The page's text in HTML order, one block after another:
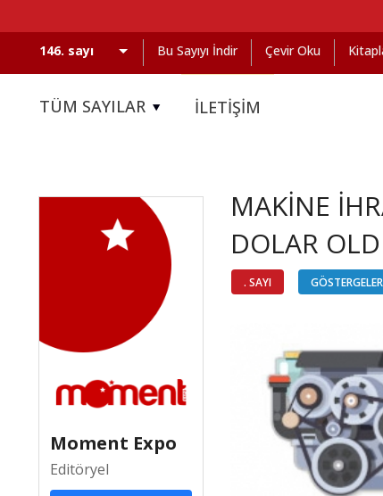
Bu Sayıyı İndir Çevir Oku
TÜM SAYILAR İLETİŞİM
Moment Expo
Editöryel
MAKİNE
DOLAR
. SAYI GÖSTERGELER